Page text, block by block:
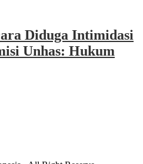
Diduga Intimidasi
Unhas: Hukum